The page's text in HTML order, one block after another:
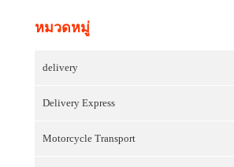
หมวดหมู่
delivery
Delivery Express
Motorcycle Transport